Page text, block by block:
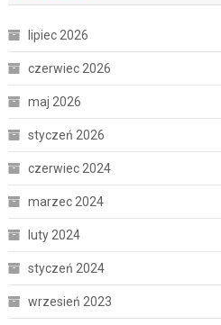
lipiec 2026
czerwiec 2026
maj 2026
styczeń 2026
czerwiec 2024
marzec 2024
luty 2024
styczeń 2024
wrzesień 2023